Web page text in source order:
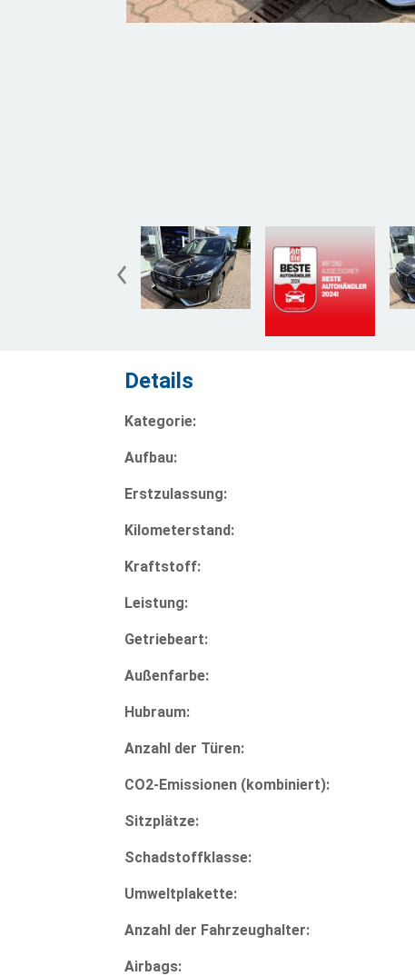
Details
Kategorie:
Aufbau:
Erstzulassung:
Kilometerstand:
Kraftstoff:
Leistung:
Getriebeart:
Außenfarbe:
Hubraum:
Anzahl der Türen:
CO2-Emissionen (kombiniert):
Sitzplätze:
Schadstoffklasse:
Umweltplakette:
Anzahl der Fahrzeughalter:
Airbags: